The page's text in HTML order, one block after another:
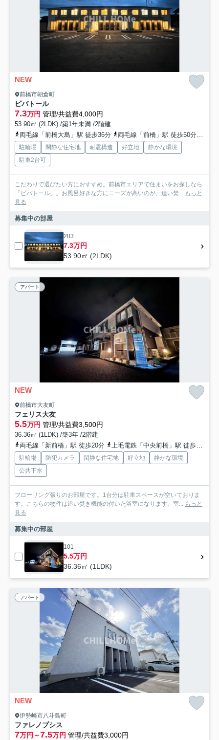
NEW
前橋市朝倉町
ピパトール
7.3万円 管理/共益費4,000円
53.90㎡ (2LDK) /築1年未満 /2階建
両毛線「前橋大島」駅 徒歩36分
両毛線「前橋」駅 徒歩50分
駐輪場 閑静な住宅地 耐震構造 好立地
静かな環境
駐車2台可
こだわりで選びたい方におすすめ。前橋市エリアで住まいをお探しなら
「ピパトール」。お風呂好きな方にニーズが高いのが、追い焚...
もっと
見る
募集中の部屋
203
7.3万円
53.90㎡ (2LDK)
アパート
NEW
前橋市大友町
フェリス大友
5.5万円 管理/共益費3,500円
36.36㎡ (1LDK) /築3年 /2階建
両毛線「新前橋」駅 徒歩20分
上毛電鉄「中央前橋」駅 徒歩44分
駐輪場 防犯カメラ 閑静な住宅地 好立地
静かな環境
公共下水
フローリング張りのお部屋です。1台分は駐車スペースが空いておりま
す。こちらの物件は追い焚き機能の付いた浴室になります。室...
もっと
見る
募集中の部屋
101
5.5万円
36.36㎡ (1LDK)
アパート
NEW
伊勢崎市八斗島町
ファレノプシス
7万円～7.5万円 管理/共益費3,000円